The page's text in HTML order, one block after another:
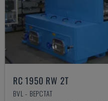
RC 1950 RW 2T
BVL - ВЕРСТАТ